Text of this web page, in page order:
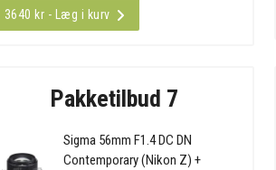
3640 kr - Læg i kurv
Pakketilbud 7
Sigma 56mm F1.4 DC DN
Contemporary (Nikon Z) +